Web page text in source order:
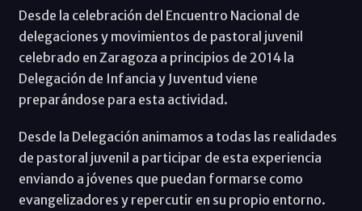
Desde la celebración del Encuentro Nacional de
delegaciones y movimientos de pastoral juvenil
celebrado en Zaragoza a principios de 2014 la
Delegación de Infancia y Juventud viene
preparándose para esta actividad.
Desde la Delegación animamos a todas las realidades
de pastoral juvenil a participar de esta experiencia
enviando a jóvenes que puedan formarse como
evangelizadores y repercutir en su propio entorno.